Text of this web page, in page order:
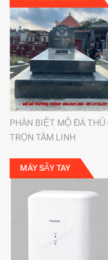
PHÂN BIỆT MỘ ĐÁ
TRỌN TÂM LINH
MÁY SẤY TAY